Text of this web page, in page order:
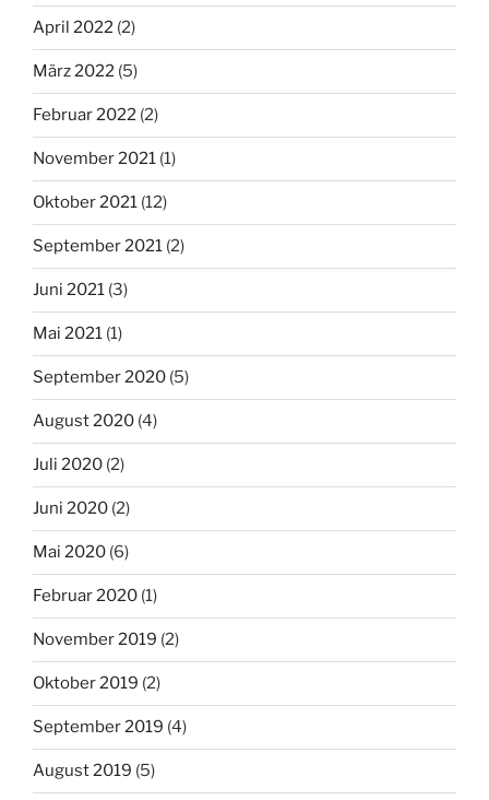
April 2022 (2)
März 2022 (5)
Februar 2022 (2)
November 2021 (1)
Oktober 2021 (12)
September 2021 (2)
Juni 2021 (3)
Mai 2021 (1)
September 2020 (5)
August 2020 (4)
Juli 2020 (2)
Juni 2020 (2)
Mai 2020 (6)
Februar 2020 (1)
November 2019 (2)
Oktober 2019 (2)
September 2019 (4)
August 2019 (5)